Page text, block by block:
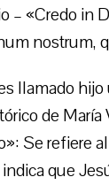
– «Credo in
nostrum,
llamado
de
Se refiere
que